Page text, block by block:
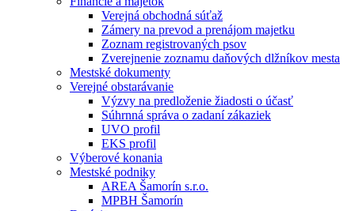
Verejná obchodná súťaž
Zámery na prevod a prenájom majetku
Zoznam registrovaných psov
Zverejnenie zoznamu daňových dlžníkov mesta
Mestské dokumenty
Verejné obstarávanie
Výzvy na predloženie žiadosti o účasť
Súhrnná správa o zadaní zákaziek
UVO profil
EKS profil
Výberové konania
Mestské podniky
AREA Šamorín s.r.o.
MPBH Šamorín